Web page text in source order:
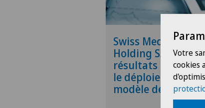
Swiss Medical
Holding SA publie
résultats 2025 et
le déploiement de
modèle de soins
Votre
cookies